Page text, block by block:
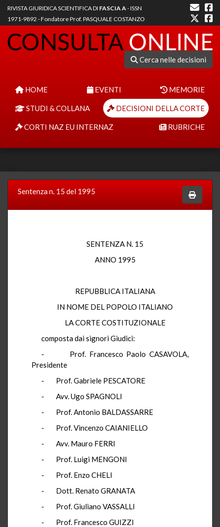
RIVISTA GIURIDICA SCIENTIFICA DI FASCIA A- ISSN
1971-9892 - Fondatore Prof. PASQUALE COSTANZO
Cerca nelle decisioni
HOME EVENTI MEMORIE
STUDI & COLLANA DECISIONI DELLA CORTE
CORTI NAZ EU INTERNAZ RUBRICHE
Sentenza n. 15 del 1995
SENTENZA N. 15
ANNO 1995
REPUBBLICA ITALIANA
IN NOME DEL POPOLO ITALIANO
LA CORTE COSTITUZIONALE
composta dai signori Giudici:
- Prof. Francesco Paolo CASAVOLA,
Presidente
- Prof. Gabriele PESCATORE
- Avv. Ugo SPAGNOLI
- Prof. Antonio BALDASSARRE
- Prof. Vincenzo CAIANIELLO
- Avv. Mauro FERRI
- Prof. Luigi MENGONI
- Prof. Enzo CHELI
- Dott. Renato GRANATA
- Prof. Giuliano VASSALLI
- Prof. Francesco GUIZZI